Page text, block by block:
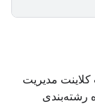
مدیریت
رشته‌بندی